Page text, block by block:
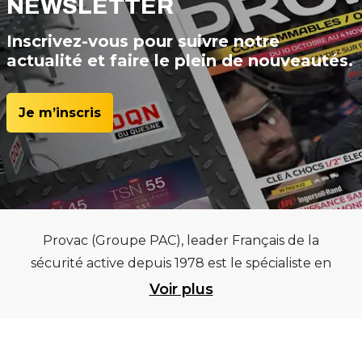
NEWSLETTER
Inscrivez-vous pour suivre notre
actualité et faire le plein de nouveautés.
Je m’inscris
Provac (Groupe PAC), leader Français de la
sécurité active depuis 1978 est le spécialiste en
équipements pour garages et centres
Voir plus